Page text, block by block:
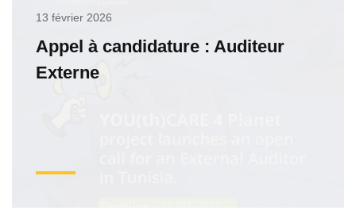
13 février 2026
Appel à candidature : Auditeur
Externe